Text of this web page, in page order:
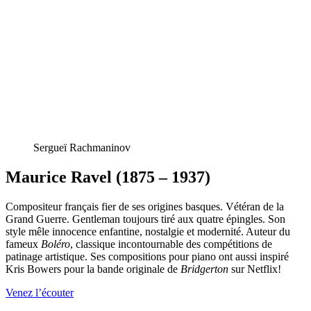
Sergueï Rachmaninov
Maurice Ravel (1875 – 1937)
Compositeur français fier de ses origines basques. Vétéran de la
Grand Guerre. Gentleman toujours tiré aux quatre épingles. Son
style mêle innocence enfantine, nostalgie et modernité. Auteur du
fameux Boléro, classique incontournable des compétitions de
patinage artistique. Ses compositions pour piano ont aussi inspiré
Kris Bowers pour la bande originale de Bridgerton sur Netflix!
Venez l’écouter